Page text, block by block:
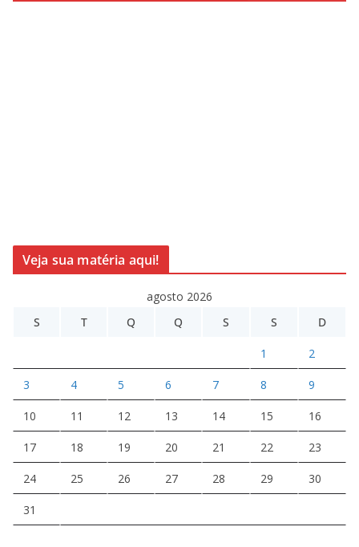
Veja sua matéria aqui!
agosto 2026
S
T Q Q S S D
1 2
3 4 5 6 7 8 9
10 11 12 13 14 15 16
17 18 19 20 21 22 23
24 25 26 27 28 29 30
31